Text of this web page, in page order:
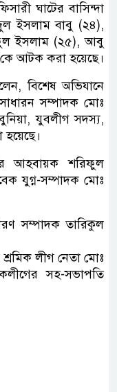
ঘাটের বাসিন্দা
ইসলাম বাবু (২৪),
ইসলাম (২৫), আবু
আটক করা হয়েছে।
বিশেষ অভিযানে
সম্পাদক মোঃ
যুবলীগ সদস্য,
আহবায়ক শরিফুল
যুগ্ন-সম্পাদক মোঃ
সম্পাদক তারিকুল
লীগ নেতা মোঃ
সহ-সভাপতি